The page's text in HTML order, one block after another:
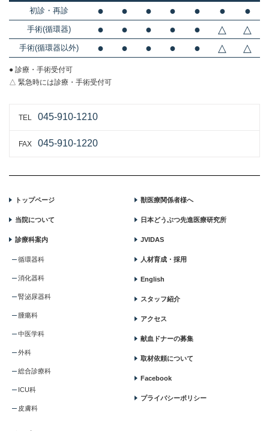
初診・再診
● ● ● ● ● ● ●
手術(循環器) ● ● ● ● ● △ △
手術(循環器以外) ● ● ● ● ● △ △
● 診療・手術受付可
△ 緊急時には診療・手術受付可
TEL 045-910-1210
FAX 045-910-1220
トップページ
当院について
診療科案内
循環器科
消化器科
腎泌尿器科
腫瘍科
中医学科
外科
総合診療科
ICU科
皮膚科
獣医療関係者様へ
日本どうぶつ先進医療研究所
JVIDAS
人材育成・採用
English
スタッフ紹介
アクセス
献血ドナーの募集
取材依頼について
Facebook
プライバシーポリシー